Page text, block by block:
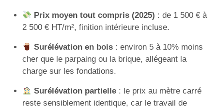
Prix moyen tout compris (2025) : de 1 500 € à
2 500 € HT/m², finition intérieure incluse.
Surélévation en bois: environ 5 à 10% moins
cher que le parpaing ou la brique, allégeant la
charge sur les fondations.
Surélévation partielle: le prix au mètre carré
reste sensiblement identique, car le travail de